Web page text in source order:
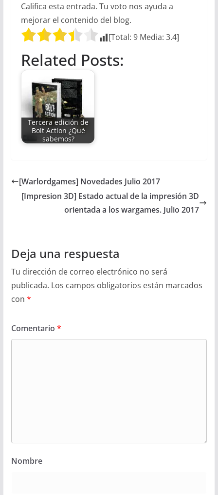
Califica esta entrada. Tu voto nos ayuda a
mejorar el contenido del blog.
[Total: 9Media: 3.4]
Related Posts:
Tercera edición de
Bolt Action ¿Qué
sabemos?
[Warlordgames] Novedades Julio 2017
[Impresion 3D] Estado actual de la impresión 3D
orientada a los wargames. Julio 2017
Deja una respuesta
Tu dirección de correo electrónico no será
publicada. Los campos obligatorios están marcados
con *
Comentario *
Nombre